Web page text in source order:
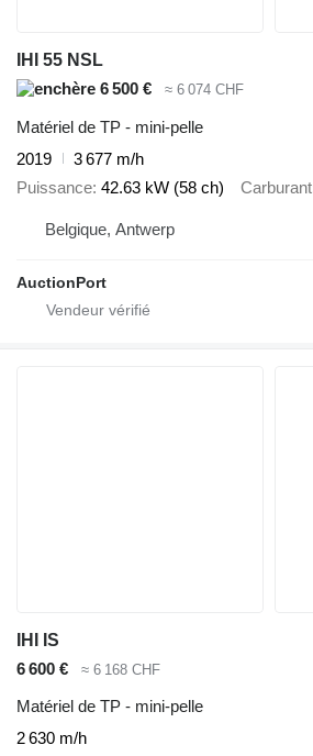
IHI 55 NSL
6 500 €
≈ 6 074 CHF
Matériel de TP - mini-pelle
2019
3 677 m/h
Puissance 42.63 kW (58 ch) Carburant
Belgique, Antwerp
AuctionPort
IHI IS
6 600 €
≈ 6 168 CHF
Matériel de TP - mini-pelle
2 630 m/h